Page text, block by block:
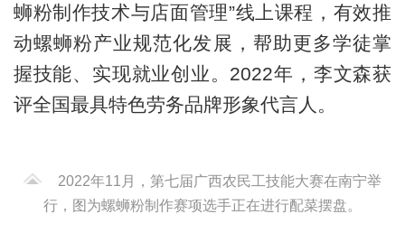
蛳粉制作技术与店面管理”线上课程，有效推
动螺蛳粉产业规范化发展，帮助更多学徒掌
握技能、实现就业创业。2022年，李文森获
评全国最具特色劳务品牌形象代言人。
2022年11月，第七届广西农民工技能大赛在南宁举
行，图为螺蛳粉制作赛项选手正在进行配菜摆盘。